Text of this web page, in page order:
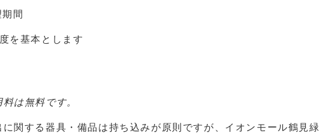
間
基本とします
は無料です。
関する器具・備品は持ち込みが原則ですが、イオンモール鶴見緑